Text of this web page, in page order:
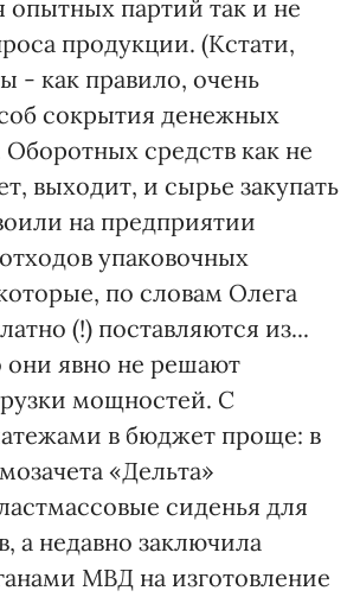
опытных партий так и не
продукции. (Кстати,
- как правило, очень
сокрытия денежных
средств как не
выходит, и сырье закупать
на предприятии
упаковочных
по словам Олега
(!) поставляются из...
они явно не решают
мощностей. С
в бюджет проще: в
«Дельта»
сиденья для
а недавно заключила
МВД на изготовление